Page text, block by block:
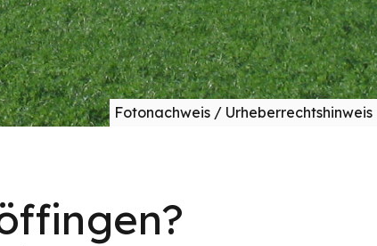
Fotonachweis / Urheberrechtshinweis